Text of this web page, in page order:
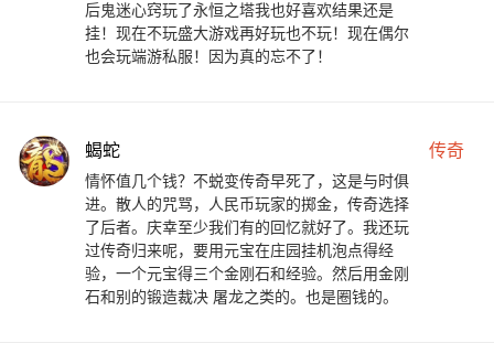
后鬼迷心窍玩了永恒之塔我也好喜欢结果还是
挂！现在不玩盛大游戏再好玩也不玩！现在偶尔
也会玩端游私服！因为真的忘不了！
蝎蛇 传奇
情怀值几个钱？不蜕变传奇早死了，这是与时俱
进。散人的咒骂，人民币玩家的掷金，传奇选择
了后者。庆幸至少我们有的回忆就好了。我还玩
过传奇归来呢，要用元宝在庄园挂机泡点得经
验，一个元宝得三个金刚石和经验。然后用金刚
石和别的锻造裁决 屠龙之类的。也是圈钱的。